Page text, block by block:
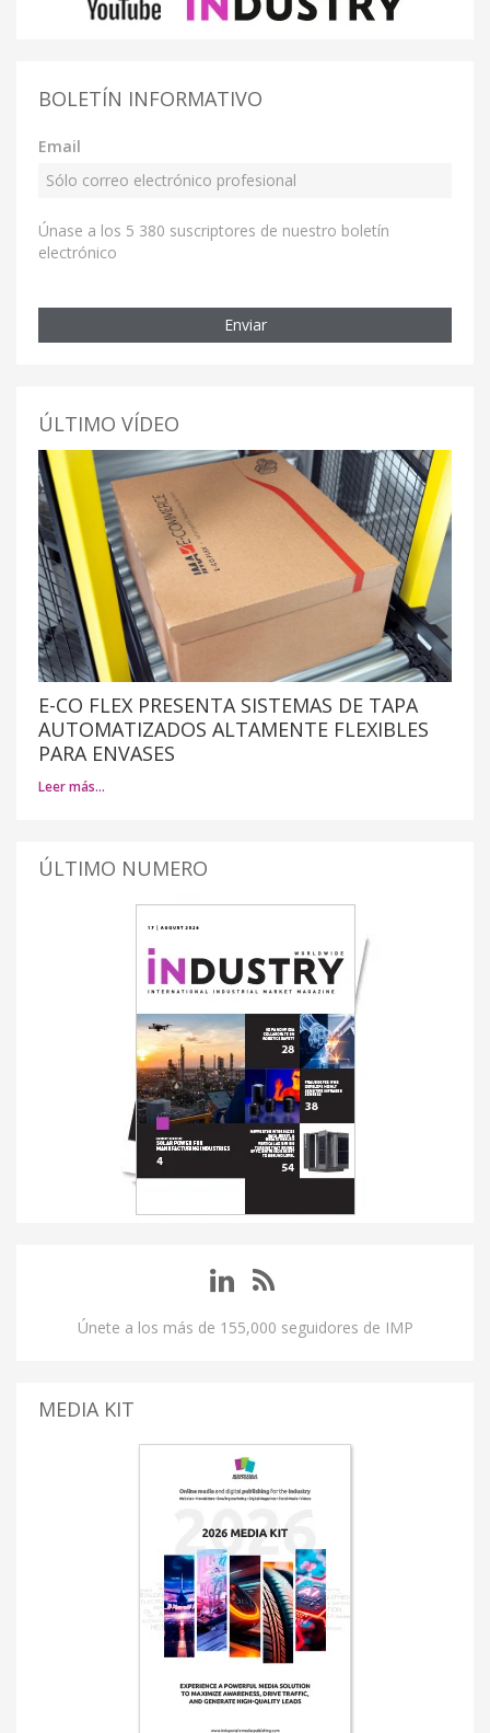
BOLETÍN INFORMATIVO
Email
Únase a los 5 380 suscriptores de nuestro boletín
electrónico
Enviar
ÚLTIMO VÍDEO
E-CO FLEX PRESENTA SISTEMAS DE TAPA
AUTOMATIZADOS ALTAMENTE FLEXIBLES
PARA ENVASES
Leer más…
ÚLTIMO NUMERO
Únete a los más de 155,000 seguidores de IMP
MEDIA KIT